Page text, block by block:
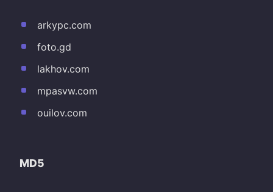
arkypc.com
foto.gd
lakhov.com
mpasvw.com
ouilov.com
MD5